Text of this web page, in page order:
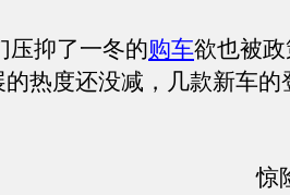
抑了一冬的购车欲也被
热度还没减，几款新车的
惊